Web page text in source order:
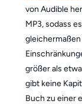
von Audible
MP3, sodass
größer als
gibt keine
Buch zu einer